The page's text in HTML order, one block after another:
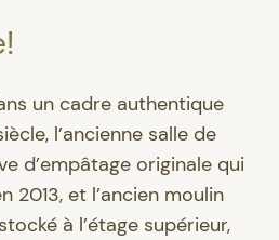
un cadre authentique
l’ancienne salle de
d’empâtage originale qui
2013, et l’ancien moulin
à l’étage supérieur,